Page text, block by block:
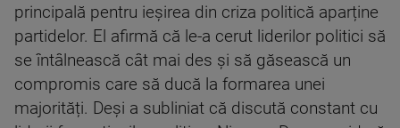
principală pentru ieșirea din criza politică aparține
partidelor. El afirmă că le-a cerut liderilor politici să
se întâlnească cât mai des și să găsească un
compromis care să ducă la formarea unei
majorități. Deși a subliniat că discută constant cu